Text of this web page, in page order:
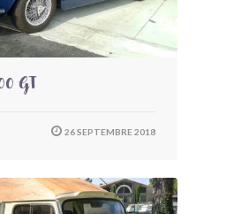
GT
26 SEPTEMBRE 2018